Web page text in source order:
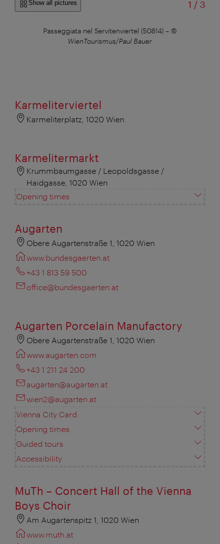
Show all pictures 1 /of
3
Passeggiata nel Servitenviertel (50814)– ©
WienTourismus/Paul Bauer
Karmeliterviertel
Karmeliterplatz, 1020 Wien
Karmelitermarkt
Krummbaumgasse / Leopoldsgasse /
Haidgasse, 1020 Wien
Opening times
Augarten
Obere Augartenstraße 1, 1020 Wien
www.bundesgaerten.at
+43 1 813 59 500
office@bundesgaerten.at
Augarten Porcelain Manufactory
Obere Augartenstraße 1, 1020 Wien
www.augarten.com
+43 1 211 24 200
augarten@augarten.at
wien2@augarten.at
Vienna City Card
Opening times
Guided tours
Accessibility
MuTh – Concert Hall of the Vienna
Boys Choir
Am Augartenspitz 1, 1020 Wien
www.muth.at